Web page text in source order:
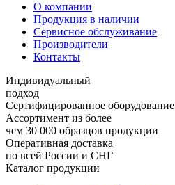
О компании
Продукция в наличии
Сервисное обслуживание
Производители
Контакты
Индивидуальный
подход
Сертифицированное оборудование
Ассортимент из более
чем 30 000 образцов продукции
Оперативная доставка
по всей России и СНГ
Каталог продукции